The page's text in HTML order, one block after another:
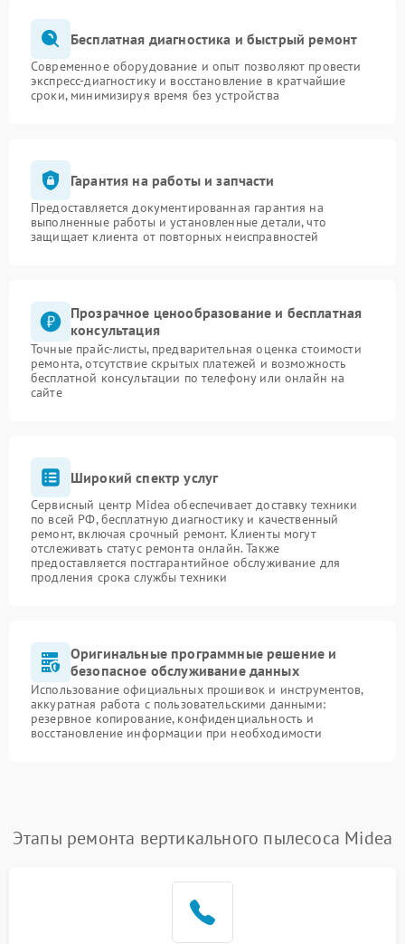
Бесплатная диагностика и быстрый ремонт
Современное оборудование и опыт позволяют провести
экспресс-диагностику и восстановление в кратчайшие
сроки, минимизируя время без устройства
Гарантия на работы и запчасти
Предоставляется документированная гарантия на
выполненные работы и установленные детали, что
защищает клиента от повторных неисправностей
Прозрачное ценообразование и бесплатная
консультация
Точные прайс-листы, предварительная оценка стоимости
ремонта, отсутствие скрытых платежей и возможность
бесплатной консультации по телефону или онлайн на
сайте
Широкий спектр услуг
Сервисный центр Midea обеспечивает доставку техники
по всей РФ, бесплатную диагностику и качественный
ремонт, включая срочный ремонт. Клиенты могут
отслеживать статус ремонта онлайн. Также
предоставляется постгарантийное обслуживание для
продления срока службы техники
Оригинальные программные решение и
безопасное обслуживание данных
Использование официальных прошивок и инструментов,
аккуратная работа с пользовательскими данными:
резервное копирование, конфиденциальность и
восстановление информации при необходимости
Этапы ремонта вертикального пылесоса Midea